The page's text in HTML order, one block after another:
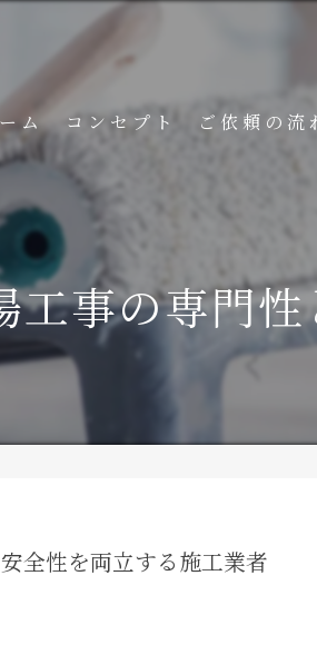
ム コンセプト ご依頼の流
工事の専門
全性を両立する施工業者